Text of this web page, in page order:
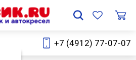
+7 (4912) 77-07-07